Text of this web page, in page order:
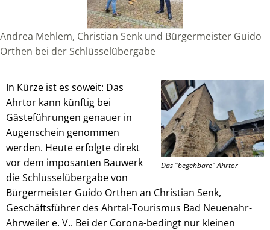
Andrea Mehlem, Christian Senk und Bürgermeister Guido
Orthen bei der Schlüsselübergabe
Das "begehbare" Ahrtor
In Kürze ist es soweit: Das
Ahrtor kann künftig bei
Gästeführungen genauer in
Augenschein genommen
werden. Heute erfolgte direkt
vor dem imposanten Bauwerk
die Schlüsselübergabe von
Bürgermeister Guido Orthen an Christian Senk,
Geschäftsführer des Ahrtal-Tourismus Bad Neuenahr-
Ahrweiler e. V.. Bei der Corona-bedingt nur kleinen